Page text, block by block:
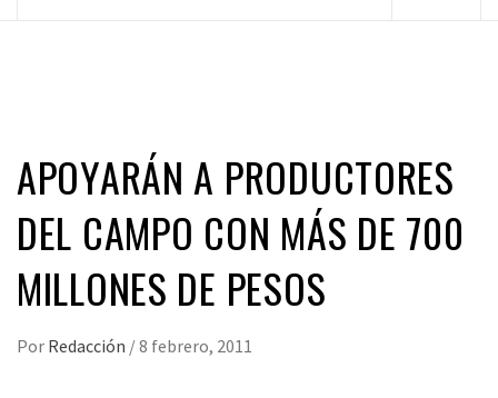
APOYARÁN A PRODUCTORES
DEL CAMPO CON MÁS DE 700
MILLONES DE PESOS
Por Redacción /8 febrero, 2011